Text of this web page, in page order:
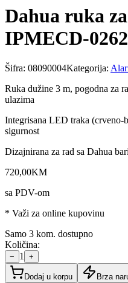
Dahua ruka
IPMECD-
Šifra: 08090004Kategorija:
Ruka dužine 3 m, pogodna za
ulazima
Integrisana LED traka
sigurnost
Dizajnirana za rad sa Dahua
720,00KM
sa PDV-om
* Važi za online kupovinu
Samo 3 kom. dostupno
Količina:
− 1 +
Dodaj u korpu Brza